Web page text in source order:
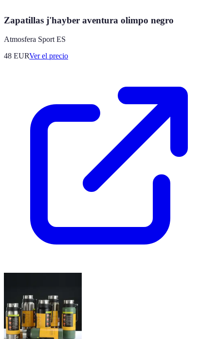
Zapatillas j'hayber aventura olimpo negro
Atmosfera Sport ES
48 EURVer el precio